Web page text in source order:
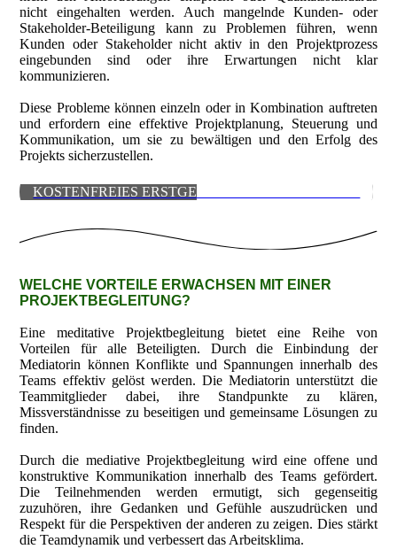
nicht eingehalten werden. Auch mangelnde Kunden- oder
Stakeholder-Beteiligung kann zu Problemen führen, wenn
Kunden oder Stakeholder nicht aktiv in den Projektprozess
eingebunden sind oder ihre Erwartungen nicht klar
kommunizieren.
Diese Probleme können einzeln oder in Kombination auftreten
und erfordern eine effektive Projektplanung, Steuerung und
Kommunikation, um sie zu bewältigen und den Erfolg des
Projekts sicherzustellen.
KOSTENFREIES ERSTGESPRÄCH VEREINBAREN
WELCHE VORTEILE ERWACHSEN MIT EINER
PROJEKTBEGLEITUNG?
Eine meditative Projektbegleitung bietet eine Reihe von
Vorteilen für alle Beteiligten. Durch die Einbindung der
Mediatorin können Konflikte und Spannungen innerhalb des
Teams effektiv gelöst werden. Die Mediatorin unterstützt die
Teammitglieder dabei, ihre Standpunkte zu klären,
Missverständnisse zu beseitigen und gemeinsame Lösungen zu
finden.
Durch die mediative Projektbegleitung wird eine offene und
konstruktive Kommunikation innerhalb des Teams gefördert.
Die Teilnehmenden werden ermutigt, sich gegenseitig
zuzuhören, ihre Gedanken und Gefühle auszudrücken und
Respekt für die Perspektiven der anderen zu zeigen. Dies stärkt
die Teamdynamik und verbessert das Arbeitsklima.